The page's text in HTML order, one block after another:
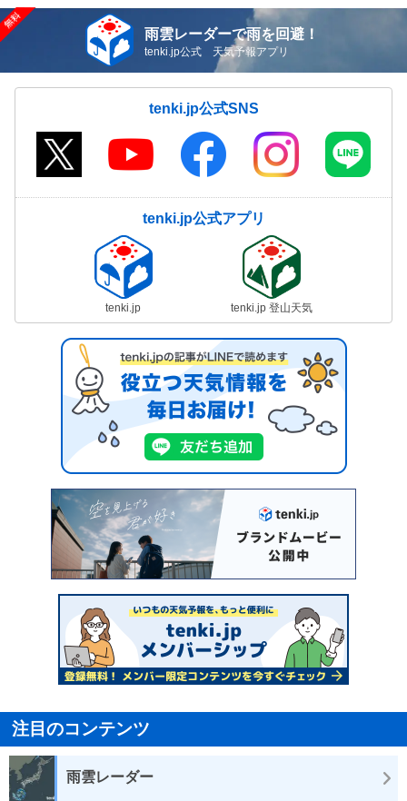
雨雲レーダーで雨を回避！
tenki.jp公式 天気予報アプリ
tenki.jp公式SNS
tenki.jp公式アプリ
tenki.jp tenki.jp 登山天気
注目のコンテンツ
雨雲レーダー